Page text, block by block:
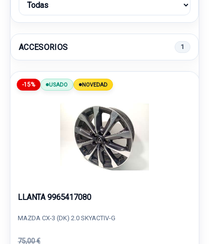
ACCESORIOS 1
-15% USADO NOVEDAD
LLANTA 9965417080
MAZDA CX-3 (DK) 2.0 SKYACTIV-G
75,00 €